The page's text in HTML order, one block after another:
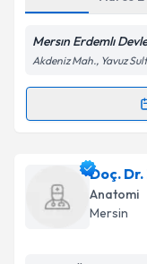
Kişisel
Mersın Erdemlı
Akdeniz Mah., Yavuz
Randevu
Uzm. Dr. Ayça
oluşturun. Size
takvim
Doç.
Anatomi
Mersin